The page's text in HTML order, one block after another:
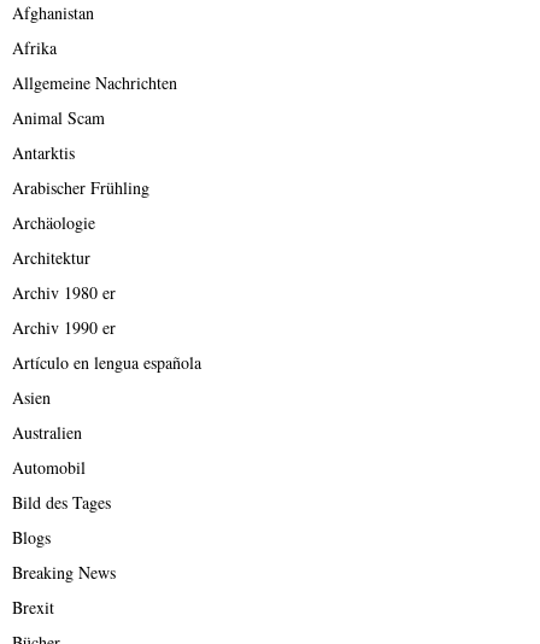
Afghanistan
Afrika
Allgemeine Nachrichten
Animal Scam
Antarktis
Arabischer Frühling
Archäologie
Architektur
Archiv 1980 er
Archiv 1990 er
Artículo en lengua española
Asien
Australien
Automobil
Bild des Tages
Blogs
Breaking News
Brexit